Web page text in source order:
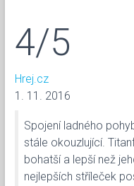
4/5
Hrej.cz
1. 11. 2016
Spojení ladného
stále okouzlující.
bohatší a lepší než
nejlepších stříleček